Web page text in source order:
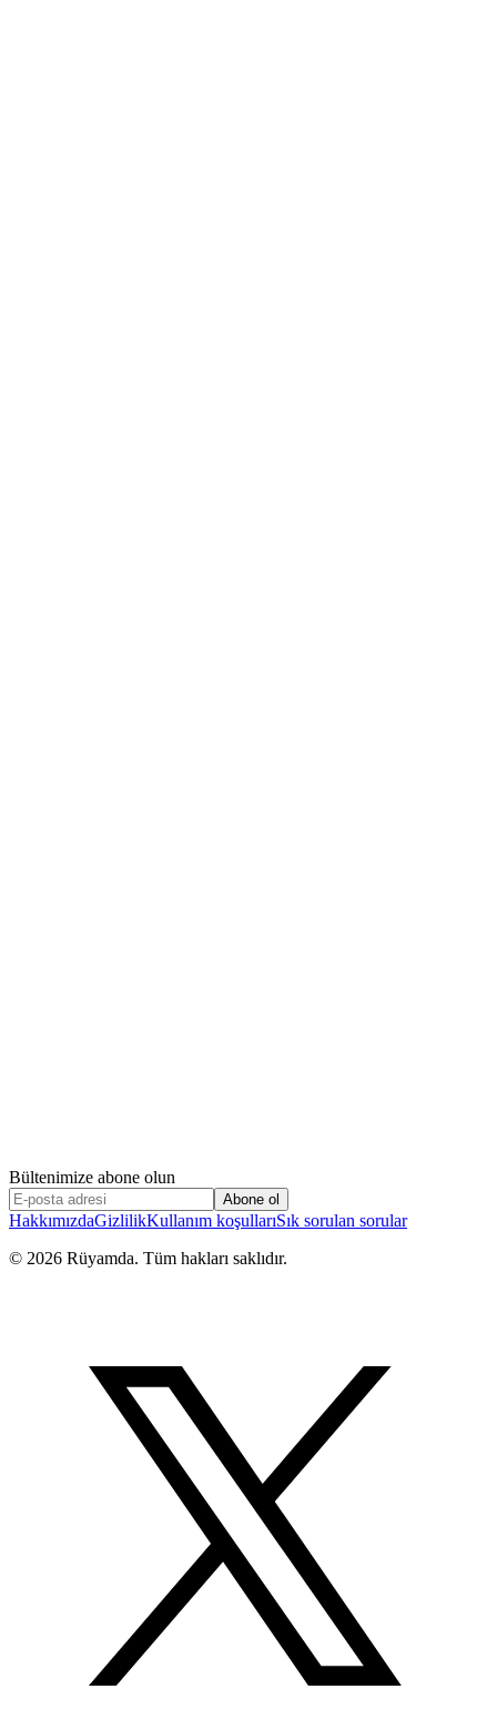
Bültenimize abone olun
Abone ol
HakkımızdaGizlilikKullanım koşullarıSık sorulan sorular
© 2026 Rüyamda. Tüm hakları saklıdır.